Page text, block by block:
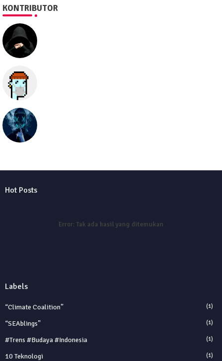
KONTRIBUTOR
Hot Posts
Error: Tak ada hasil yang ditemukan
Labels
“Climate Coalition” (1)
“SEAblings” (1)
#trens #budaya #indonesia (1)
10 Teknologi (1)